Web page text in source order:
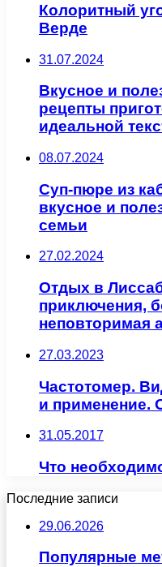
Колоритный
Верде
31.07.2024
Вкусное и
рецепты
идеальной
08.07.2024
Суп-пюре из
вкусное и
семьи
27.02.2024
Отдых в
приключения,
неповторимая
27.03.2023
Частотомер.
и применение.
31.05.2017
Что
Последние записи
29.06.2026
Популярные